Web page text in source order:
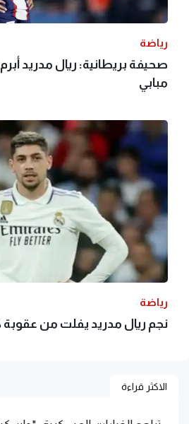
رياضة
صحيفة بريطانية: ريال مدريد أبرم
مبابي
رياضة
نجم ريال مدريد يفلت من عقوبة
الاكثر قراءة